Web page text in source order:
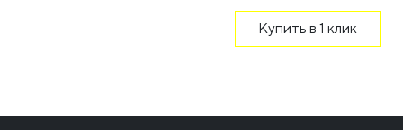
Купить в 1 клик